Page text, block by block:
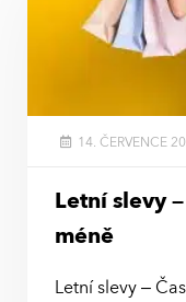
Letní slevy
méně
Letní slevy –
14. ČERVENCE